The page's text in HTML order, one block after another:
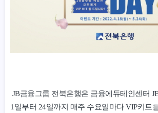
JB금융그룹 전북은행은 금융에듀테인센터
1일부터 24일까지 매주 수요일마다 VIP키트